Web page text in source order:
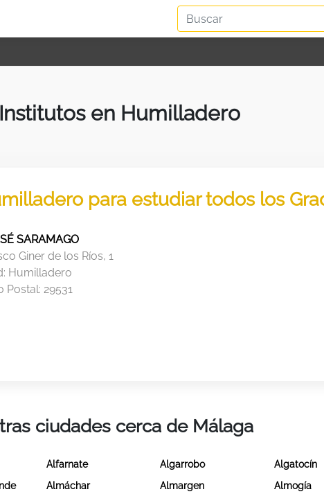
en Humilladero
para estudiar todos los
SARAMAGO
Giner de los Ríos, 1
Humilladero
Postal:29531
ciudades cerca de Málaga
Alfarnate Algarrobo
Algatocín
Almáchar Almargen
Almogía